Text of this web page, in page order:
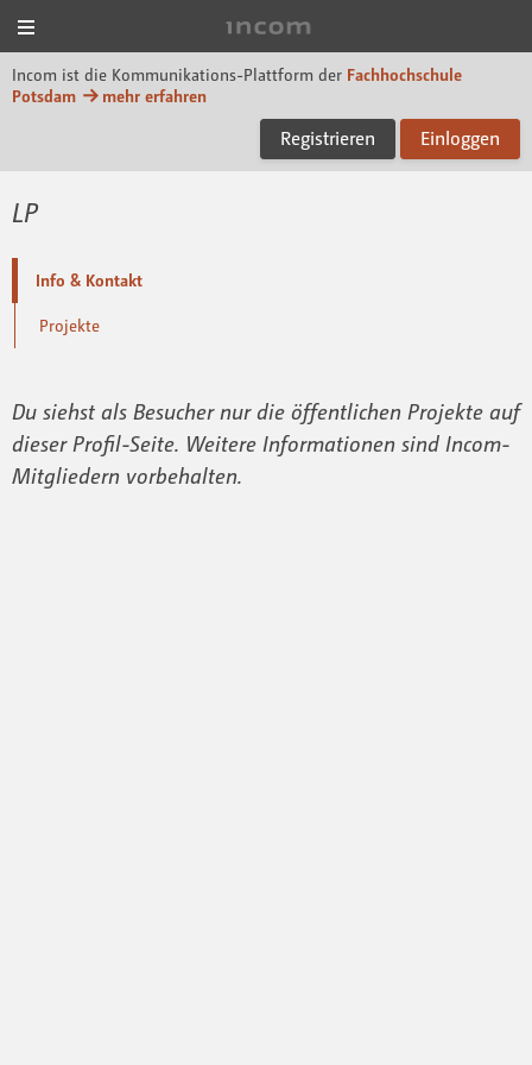
Incom ist die Kommunikations-Plattform der Fachhochschule
Potsdam
mehr erfahren
Registrieren Einloggen
LP
Info & Kontakt
Projekte
Du siehst als Besucher nur die öffentlichen Projekte auf
dieser Profil-Seite. Weitere Informationen sind Incom-
Mitgliedern vorbehalten.